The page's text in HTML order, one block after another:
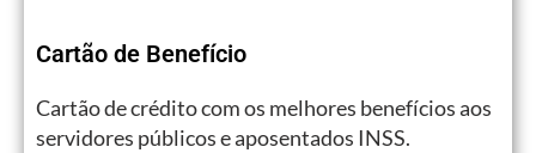
Cartão de Benefício
Cartão de crédito com os melhores benefícios aos
servidores públicos e aposentados INSS.